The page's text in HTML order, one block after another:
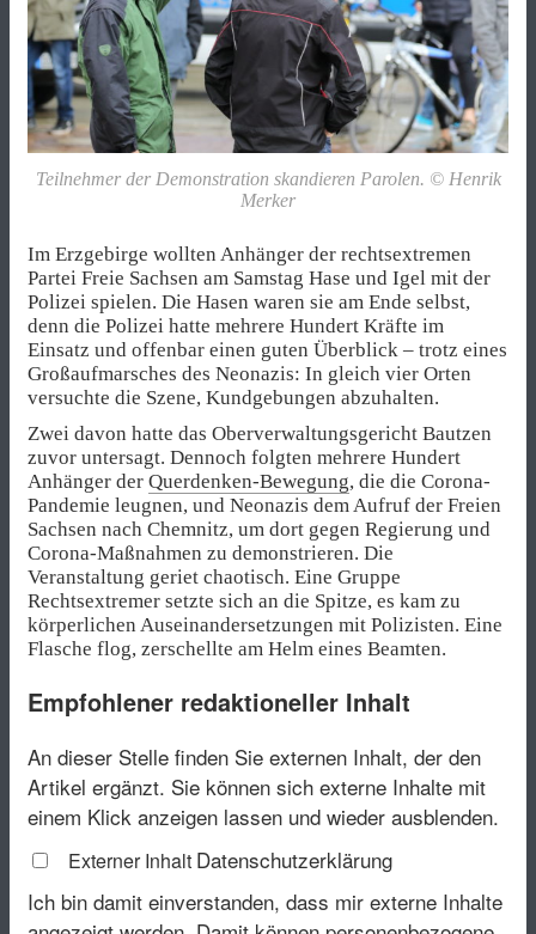
Teilnehmer der Demonstration skandieren Parolen. © Henrik
Merker
Im Erzgebirge wollten Anhänger der rechtsextremen
Partei Freie Sachsen am Samstag Hase und Igel mit der
Polizei spielen. Die Hasen waren sie am Ende selbst,
denn die Polizei hatte mehrere Hundert Kräfte im
Einsatz und offenbar einen guten Überblick – trotz eines
Großaufmarsches des Neonazis: In gleich vier Orten
versuchte die Szene, Kundgebungen abzuhalten.
Zwei davon hatte das Oberverwaltungsgericht Bautzen
zuvor untersagt. Dennoch folgten mehrere Hundert
Anhänger der Querdenken-Bewegung, die die Corona-
Pandemie leugnen, und Neonazis dem Aufruf der Freien
Sachsen nach Chemnitz, um dort gegen Regierung und
Corona-Maßnahmen zu demonstrieren. Die
Veranstaltung geriet chaotisch. Eine Gruppe
Rechtsextremer setzte sich an die Spitze, es kam zu
körperlichen Auseinandersetzungen mit Polizisten. Eine
Flasche flog, zerschellte am Helm eines Beamten.
Empfohlener redaktioneller Inhalt
An dieser Stelle finden Sie externen Inhalt, der den
Artikel ergänzt. Sie können sich externe Inhalte mit
einem Klick anzeigen lassen und wieder ausblenden.
Externer Inhalt Datenschutzerklärung
Ich bin damit einverstanden, dass mir externe Inhalte